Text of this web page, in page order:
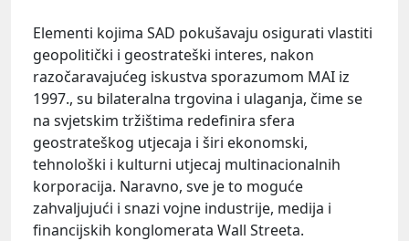
Elementi kojima SAD pokušavaju osigurati vlastiti
geopolitički i geostrateški interes, nakon
razočaravajućeg iskustva sporazumom MAI iz
1997., su bilateralna trgovina i ulaganja, čime se
na svjetskim tržištima redefinira sfera
geostrateškog utjecaja i širi ekonomski,
tehnološki i kulturni utjecaj multinacionalnih
korporacija. Naravno, sve je to moguće
zahvaljujući i snazi ​​vojne industrije, medija i
financijskih konglomerata Wall Streeta.